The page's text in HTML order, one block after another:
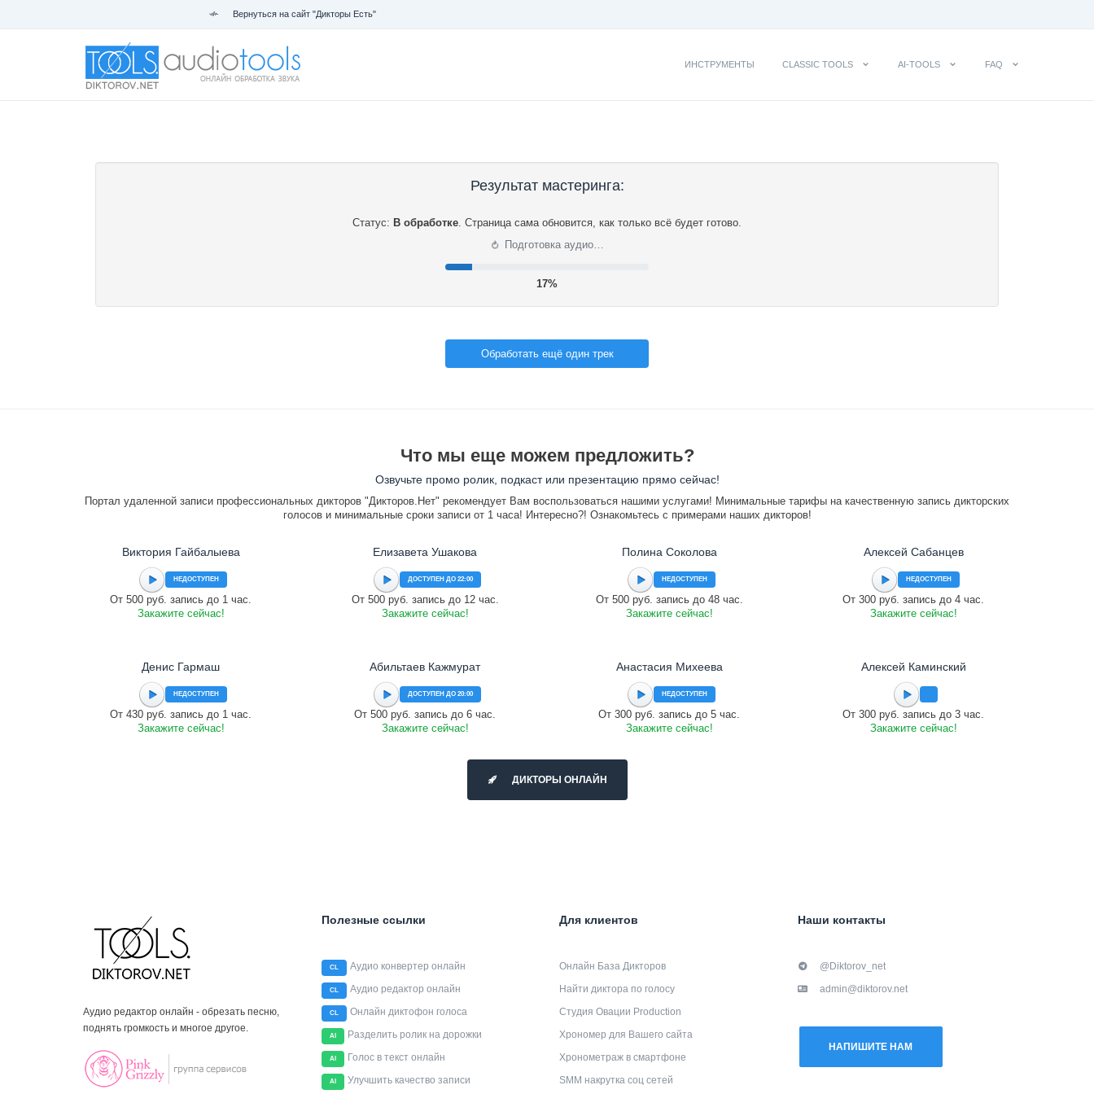
Вернуться на сайт "Дикторы Есть"
ИНСТРУМЕНТЫ CLASSIC TOOLS AI-TOOLS FAQ
Результат мастеринга:
Статус: В обработке. Страница сама обновится, как только всё будет готово.
⟳ Подготовка аудио…
18%
Обработать ещё один трек
Что мы еще можем предложить?
Озвучьте промо ролик, подкаст или презентацию прямо сейчас!
Портал удаленной записи профессиональных дикторов "Дикторов.Нет" рекомендует Вам воспользоваться нашими услугами! Минимальные тарифы на качественную запись дикторских
голосов и минимальные сроки записи от 1 часа! Интересно?! Ознакомьтесь с примерами наших дикторов!
Виктория Гайбалыева
НЕДОСТУПЕН
От 500 руб. запись до 1 час.
Закажите сейчас!
Елизавета Ушакова
ДОСТУПЕН ДО 22:00
От 500 руб. запись до 12 час.
Закажите сейчас!
Полина Соколова
НЕДОСТУПЕН
От 500 руб. запись до 48 час.
Закажите сейчас!
Алексей Сабанцев
НЕДОСТУПЕН
От 300 руб. запись до 4 час.
Закажите сейчас!
Денис Гармаш
НЕДОСТУПЕН
От 430 руб. запись до 1 час.
Закажите сейчас!
Абильтаев Кажмурат
ДОСТУПЕН ДО 20:00
От 500 руб. запись до 6 час.
Закажите сейчас!
Анастасия Михеева
НЕДОСТУПЕН
От 300 руб. запись до 5 час.
Закажите сейчас!
Алексей Каминский
От 300 руб. запись до 3 час.
Закажите сейчас!
ДИКТОРЫ ОНЛАЙН
Аудио редактор онлайн - обрезать песню,
поднять громкость и многое другое.
Полезные ссылки
CL Аудио конвертер онлайн
CL Аудио редактор онлайн
CL Онлайн диктофон голоса
AI Разделить ролик на дорожки
AI Голос в текст онлайн
AI Улучшить качество записи
Для клиентов
Онлайн База Дикторов
Найти диктора по голосу
Студия Овации Production
Хрономер для Вашего сайта
Хронометраж в смартфоне
SMM накрутка соц сетей
Наши контакты
@Diktorov_net
admin@diktorov.net
НАПИШИТЕ НАМ